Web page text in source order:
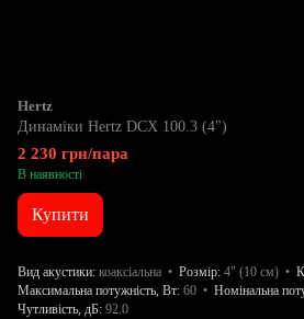
Hertz
Динаміки Hertz DCX 100.3 (4")
2 230 грн/пара
В наявності
Купити
Вид акустики коаксіальна Розмір 4" (10 см)
Максимальна потужність, Вт 60 Номінальна
Чутливість, дБ 92.0